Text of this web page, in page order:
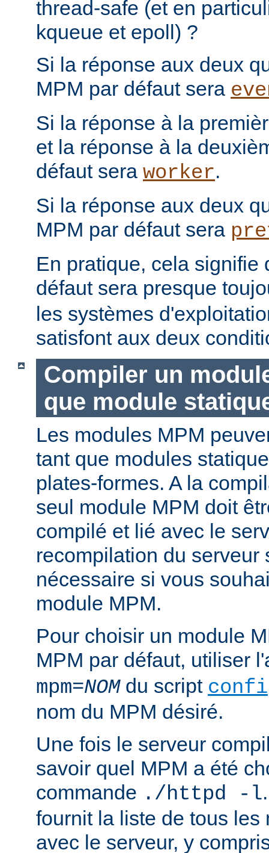
thread-safe (et en
kqueue et epoll) ?
Si la réponse aux deux
MPM par défaut sera
Si la réponse à la
et la réponse à la
défaut sera worker.
Si la réponse aux deux
MPM par défaut sera
En pratique, cela signifie
défaut sera presque
les systèmes
satisfont aux deux
Compiler un
que module
Les modules MPM
tant que modules
plates-formes. A la
seul module MPM doit
compilé et lié avec le
recompilation du serveur
nécessaire si vous
module MPM.
Pour choisir un module
MPM par défaut, utiliser
mpm=NOMdu script
nom du MPM désiré.
Une fois le serveur
savoir quel MPM a été
commande ./httpd -l
fournit la liste de tous les
avec le serveur, y